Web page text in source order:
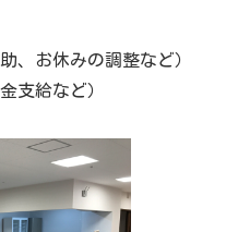
、お休みの調整など）
支給など）